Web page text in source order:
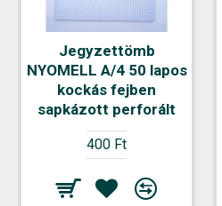
Jegyzettömb
NYOMELL A/4 50 lapos
kockás fejben
sapkázott perforált
400 Ft